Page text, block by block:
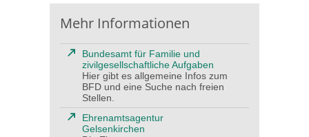
Mehr Informationen
Bundesamt für Familie und
zivilgesellschaftliche Aufgaben
Hier gibt es allgemeine Infos zum
BFD und eine Suche nach freien
Stellen.
Ehrenamtsagentur
Gelsenkirchen